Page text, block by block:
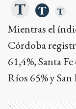
Mientras el
Córdoba
61,4%, Santa
Ríos 65% y
Ads